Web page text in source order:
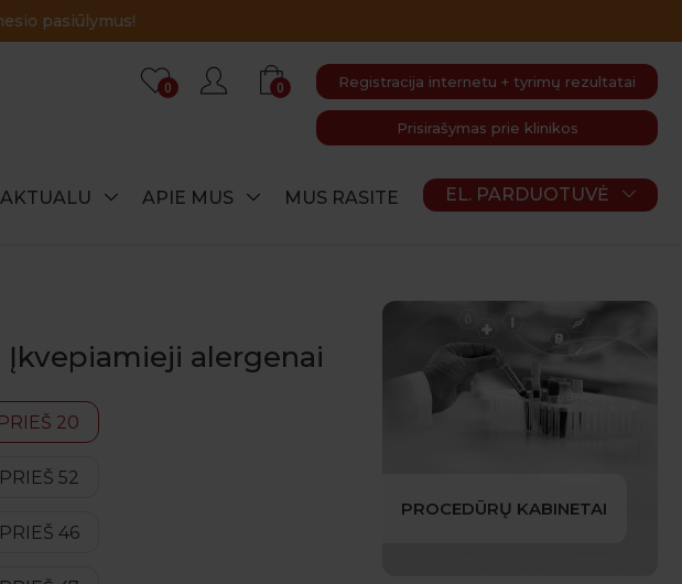
pasiūlymus!
Registracija internetu + tyrimų rezultatai
Prisirašymas prie klinikos
0 0
AKTUALU APIE MUS MUS RASITE EL. PARDUOTUVĖ
Įkvepiamieji alergenai
20
52
46
PROCEDŪRŲ KABINETAI